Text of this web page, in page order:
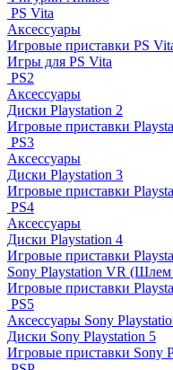
PS Vita
Аксессуары
Игровые приставки PS
Игры для PS Vita
PS2
Аксессуары
Диски Playstation 2
Игровые приставки
PS3
Аксессуары
Диски Playstation 3
Игровые приставки
PS4
Аксессуары
Диски Playstation 4
Игровые приставки
Sony Playstation VR (Шлем
Игровые приставки
PS5
Аксессуары Sony
Диски Sony Playstation 5
Игровые приставки Sony